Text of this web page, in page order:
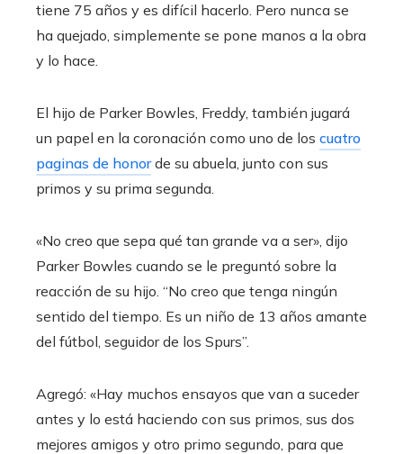
tiene 75 años y es difícil hacerlo. Pero nunca se
ha quejado, simplemente se pone manos a la obra
y lo hace.
El hijo de Parker Bowles, Freddy, también jugará
un papel en la coronación como uno de los cuatro
paginas de honorde su abuela, junto con sus
primos y su prima segunda.
«No creo que sepa qué tan grande va a ser», dijo
Parker Bowles cuando se le preguntó sobre la
reacción de su hijo. “No creo que tenga ningún
sentido del tiempo. Es un niño de 13 años amante
del fútbol, ​​seguidor de los Spurs”.
Agregó: «Hay muchos ensayos que van a suceder
antes y lo está haciendo con sus primos, sus dos
mejores amigos y otro primo segundo, para que